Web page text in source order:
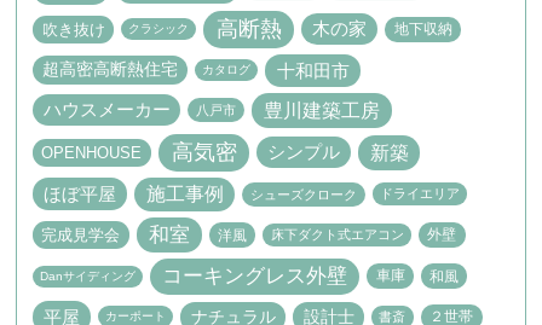
吹き抜け クラシック 高断熱 木の家 地下収納
超高密高断熱住宅 カタログ 十和田市
ハウスメーカー 八戸市 豊川建築工房
OPENHOUSE 高気密 シンプル 新築
ほぼ平屋 施工事例 シューズクローク ドライエリア
完成見学会 和室 洋風 床下ダクト式エアコン 外壁
Danサイディング コーキングレス外壁 車庫 和風
平屋 カーポート ナチュラル 設計士 書斎 ２世帯